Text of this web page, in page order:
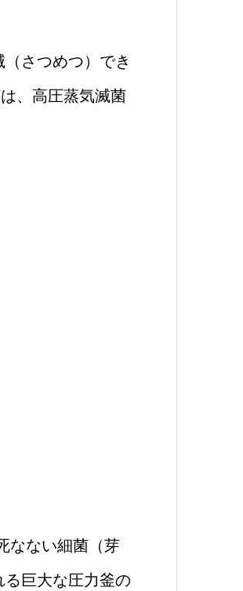
さつめつ）でき
、高圧蒸気滅菌
なない細菌（芽
巨大な圧力釜の